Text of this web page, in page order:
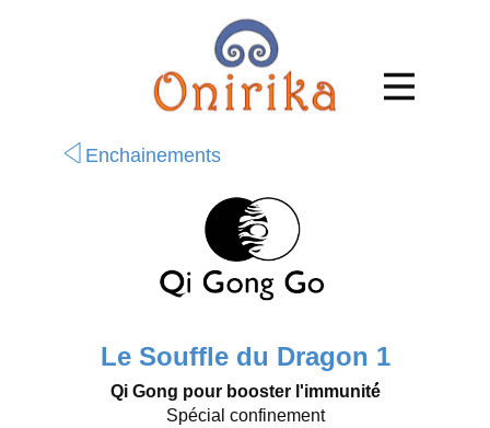
Enchainements
Le Souffle du Dragon 1
Qi Gong pour booster l'immunité́
Spécial confinement